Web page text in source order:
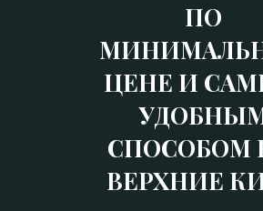
ПО
ЦЕНЕ И
СПОСОБОМ
ВЕРХНИЕ